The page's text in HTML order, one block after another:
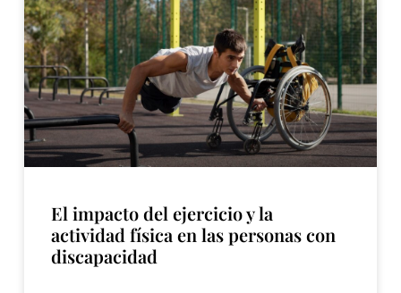
El impacto del ejercicio y la
actividad física en las personas con
discapacidad